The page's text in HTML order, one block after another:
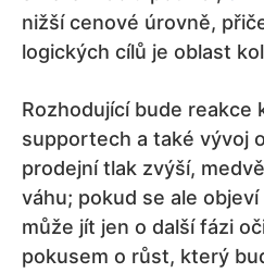
nižší cenové úrovně,
logických cílů je oblast
Rozhodující bude reakce
supportech a také vývoj
prodejní tlak zvýší,
váhu; pokud se ale
může jít jen o další fázi
pokusem o růst, který